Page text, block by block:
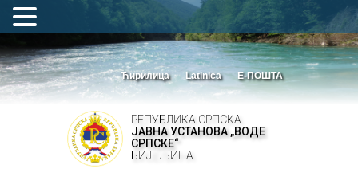
Ћирилица Latinica Е-ПОШТА
РЕПУБЛИКА СРПСКА
ЈАВНА УСТАНОВА „ВОДЕ
СРПСКЕ“
БИЈЕЉИНА